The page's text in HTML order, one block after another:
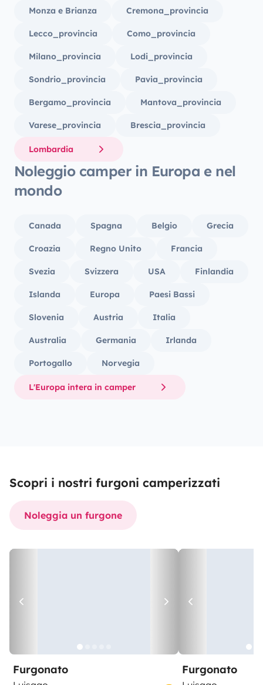
Monza e Brianza Cremona_provincia
Lecco_provincia Como_provincia
Milano_provincia Lodi_provincia
Sondrio_provincia Pavia_provincia
Bergamo_provincia Mantova_provincia
Varese_provincia Brescia_provincia
Lombardia
Noleggio camper in Europa e nel
mondo
Canada Spagna Belgio Grecia
Croazia Regno Unito Francia
Svezia Svizzera USA Finlandia
Islanda Europa Paesi Bassi
Slovenia Austria Italia
Australia Germania Irlanda
Portogallo Norvegia
L'Europa intera in camper
Scopri i nostri furgoni camperizzati
Noleggia un furgone
Furgonato Furgonato